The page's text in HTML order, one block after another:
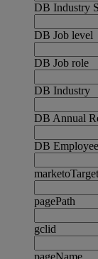
DB Industry
DB Job level
DB Job role
DB Industry
DB Annual
DB
marketoTarget
pagePath
gclid
pageName